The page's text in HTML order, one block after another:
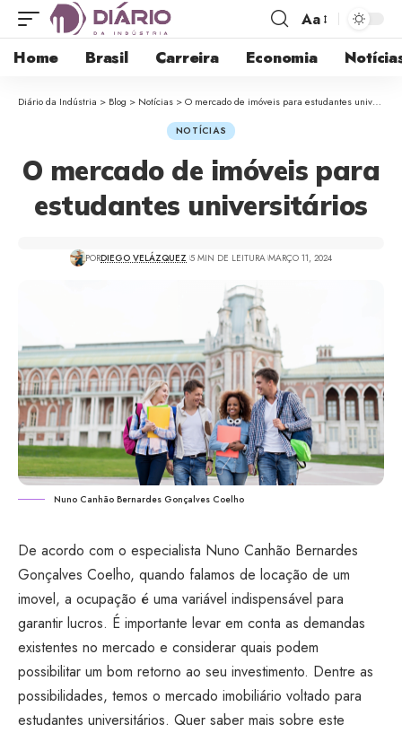
Aa
Home Brasil Carreira Economia
Diário da Indústria > Blog > Notícias >O mercado de imóveis para estudantes universitários
NOTÍCIAS
O mercado de imóveis para
estudantes universitários
PORDIEGO VELÁZQUEZ 5 MIN DE LEITURA MARÇO 11, 2024
Nuno Canhão Bernardes Gonçalves Coelho
De acordo com o especialista Nuno Canhão Bernardes
Gonçalves Coelho, quando falamos de locação de um
imovel, a ocupação é uma variável indispensável para
garantir lucros. É importante levar em conta as demandas
existentes no mercado e considerar quais podem
possibilitar um bom retorno ao seu investimento. Dentre as
possibilidades, temos o mercado imobiliário voltado para
estudantes universitários. Quer saber mais sobre este